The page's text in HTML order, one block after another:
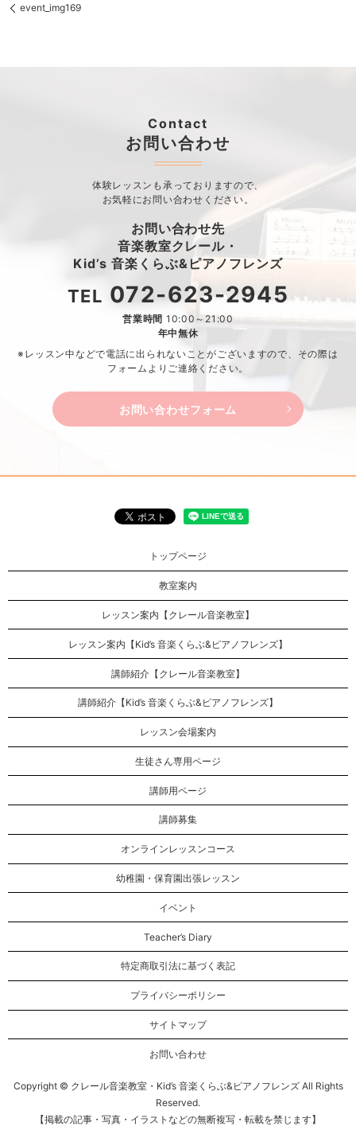
event_img169
Contact
お問い合わせ
体験レッスンも承っておりますので、
お気軽にお問い合わせください。
お問い合わせ先
音楽教室クレール・
Kid’s 音楽くらぶ&ピアノフレンズ
TEL 072-623-2945
営業時間 10:00～21:00
年中無休
※レッスン中などで電話に出られないことがございますので、 その際は
フォームよりご連絡ください。
お問い合わせフォーム
トップページ
教室案内
レッスン案内【クレール音楽教室】
レッスン案内【Kid’s 音楽くらぶ&ピアノフレンズ】
講師紹介【クレール音楽教室】
講師紹介【Kid’s 音楽くらぶ&ピアノフレンズ】
レッスン会場案内
生徒さん専用ページ
講師用ページ
講師募集
オンラインレッスンコース
幼稚園・保育園出張レッスン
イベント
Teacher’s Diary
特定商取引法に基づく表記
プライバシーポリシー
サイトマップ
お問い合わせ
Copyright © クレール音楽教室・Kid’s 音楽くらぶ&ピアノフレンズ All Rights
Reserved.
【掲載の記事・写真・イラストなどの無断複写・転載を禁じます】